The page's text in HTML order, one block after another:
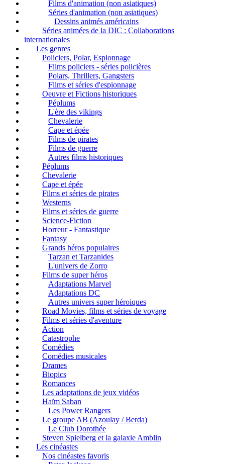
Films d'animation (non asiatiques)
Séries d'animation (non asiatiques)
Dessins animés américains
Séries animées de la DIC : Collaborations
internationales
Les genres
Policiers, Polar, Espionnage
Films policiers - séries policières
Polars, Thrillers, Gangsters
Films et séries d'espionnage
Oeuvre et Fictions historiques
Péplums
L'ère des vikings
Chevalerie
Cape et épée
Films de pirates
Films de guerre
Autres films historiques
Péplums
Chevalerie
Cape et épée
Films et séries de pirates
Westerns
Films et séries de guerre
Science-Fiction
Horreur - Fantastique
Fantasy
Grands héros populaires
Tarzan et Tarzanides
L'univers de Zorro
Films de super héros
Adaptations Marvel
Adaptations DC
Autres univers super héroiques
Road Movies, films et séries de voyage
Films et séries d'aventure
Action
Catastrophe
Comédies
Comédies musicales
Drames
Biopics
Romances
Les adaptations de jeux vidéos
Haïm Saban
Les Power Rangers
Le groupe AB (Azoulay / Berda)
Le Club Dorothée
Steven Spielberg et la galaxie Amblin
Les cinéastes
Nos cinéastes favoris